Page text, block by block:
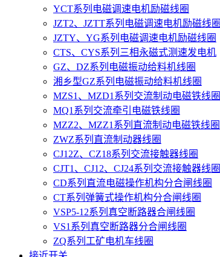
YCT系列电磁调速电机励磁线圈
JZT2、JZTT系列电磁调速电机励磁线圈
JZTY、YG系列电磁调速电机励磁线圈
CTS、CYS系列三相永磁式测速发电机
GZ、DZ系列电磁振动给料机线圈
湘乡型GZ系列电磁振动给料机线圈
MZS1、MZD1系列交流制动电磁铁线圈
MQ1系列交流牵引电磁铁线圈
MZZ2、MZZ1系列直流制动电磁铁线圈
ZWZ系列直流制动器线圈
CJ12Z、CZ18系列交流接触器线圈
CJT1、CJ12、CJ24系列交流接触器线圈
CD系列直流电磁操作机构分合闸线圈
CT系列弹簧式操作机构分合闸线圈
VSP5-12系列真空断路器合闸线圈
VS1系列真空断路器分合闸线圈
ZQ系列工矿电机车线圈